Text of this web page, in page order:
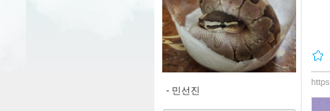
- 민선진